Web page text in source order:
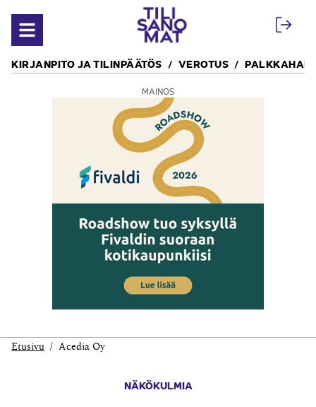
Avaa valikko
KIRJANPITO JA TILINPÄÄTÖS VEROTUS
MAINOS
Etusivu Acedia Oy
NÄKÖKULMIA